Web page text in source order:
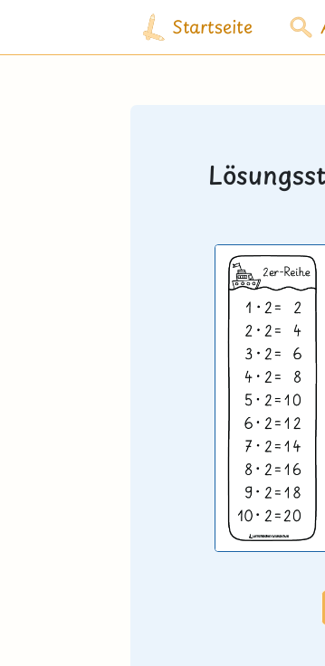
Startseite